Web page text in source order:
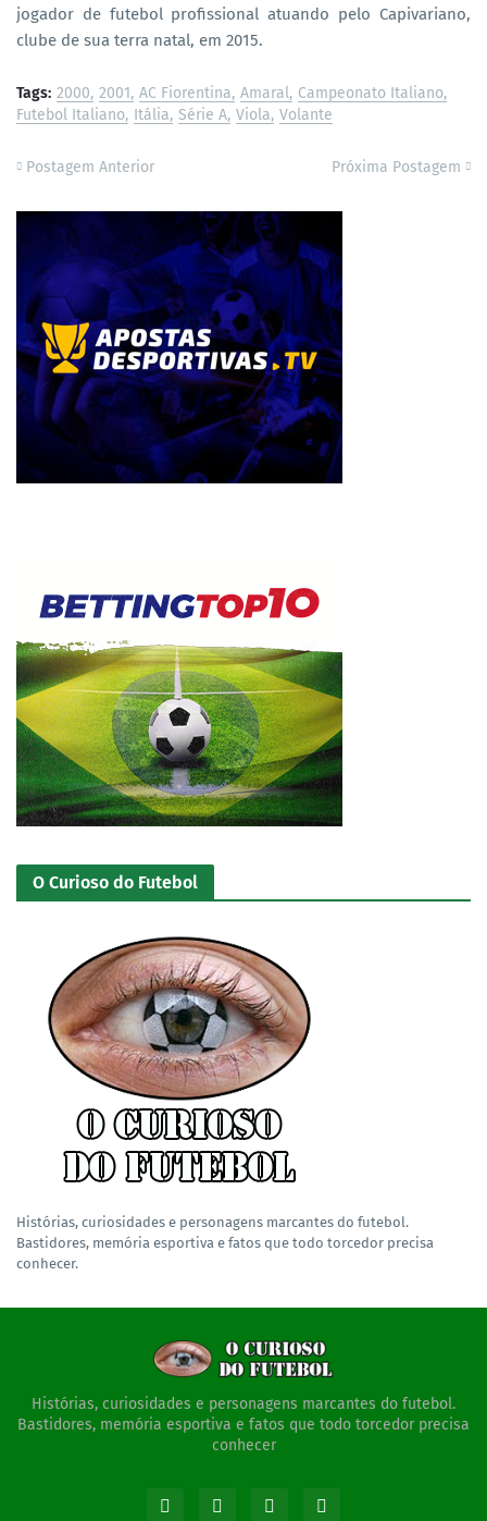
jogador de futebol profissional atuando pelo Capivariano,
clube de sua terra natal, em 2015.
Tags: 2000 2001 AC Fiorentina Amaral Campeonato Italiano
Futebol Italiano Itália Série A Viola Volante
Postagem Anterior Próxima Postagem
O Curioso do Futebol
Histórias, curiosidades e personagens marcantes do futebol.
Bastidores, memória esportiva e fatos que todo torcedor precisa
conhecer.
Histórias, curiosidades e personagens marcantes do futebol.
Bastidores, memória esportiva e fatos que todo torcedor precisa
conhecer